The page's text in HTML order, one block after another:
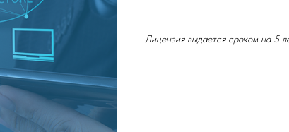
Лицензия выдается сроком на 5